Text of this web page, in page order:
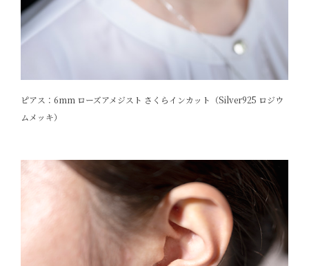
ピアス：6mm ローズアメジスト さくらインカット（Silver925 ロジウ
ムメッキ）